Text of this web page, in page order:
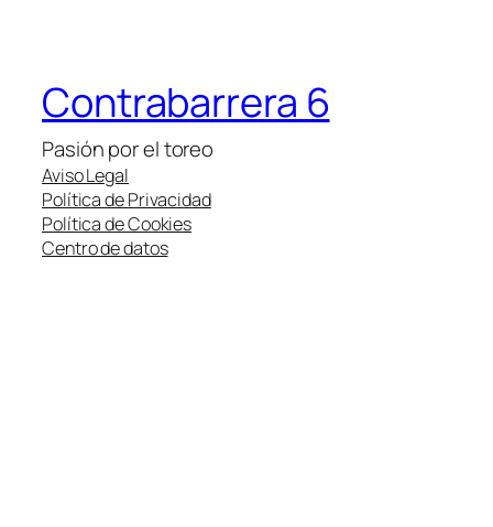
Contrabarrera 6
Pasión por el toreo
Aviso Legal
Política de Privacidad
Política de Cookies
Centro de datos